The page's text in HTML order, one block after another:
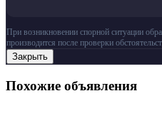
При возникновении спорной ситуации
производится после проверки
Закрыть
Похожие объявления